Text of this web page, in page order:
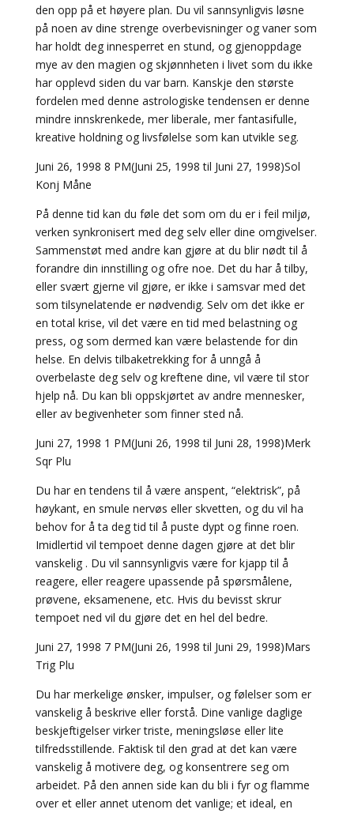
den opp på et høyere plan. Du vil sannsynligvis løsne
på noen av dine strenge overbevisninger og vaner som
har holdt deg innesperret en stund, og gjenoppdage
mye av den magien og skjønnheten i livet som du ikke
har opplevd siden du var barn. Kanskje den største
fordelen med denne astrologiske tendensen er denne
mindre innskrenkede, mer liberale, mer fantasifulle,
kreative holdning og livsfølelse som kan utvikle seg.
Juni 26, 1998 8 PM(Juni 25, 1998 til Juni 27, 1998)Sol
Konj Måne
På denne tid kan du føle det som om du er i feil miljø,
verken synkronisert med deg selv eller dine omgivelser.
Sammenstøt med andre kan gjøre at du blir nødt til å
forandre din innstilling og ofre noe. Det du har å tilby,
eller svært gjerne vil gjøre, er ikke i samsvar med det
som tilsynelatende er nødvendig. Selv om det ikke er
en total krise, vil det være en tid med belastning og
press, og som dermed kan være belastende for din
helse. En delvis tilbaketrekking for å unngå å
overbelaste deg selv og kreftene dine, vil være til stor
hjelp nå. Du kan bli oppskjørtet av andre mennesker,
eller av begivenheter som finner sted nå.
Juni 27, 1998 1 PM(Juni 26, 1998 til Juni 28, 1998)Merk
Sqr Plu
Du har en tendens til å være anspent, “elektrisk”, på
høykant, en smule nervøs eller skvetten, og du vil ha
behov for å ta deg tid til å puste dypt og finne roen.
Imidlertid vil tempoet denne dagen gjøre at det blir
vanskelig . Du vil sannsynligvis være for kjapp til å
reagere, eller reagere upassende på spørsmålene,
prøvene, eksamenene, etc. Hvis du bevisst skrur
tempoet ned vil du gjøre det en hel del bedre.
Juni 27, 1998 7 PM(Juni 26, 1998 til Juni 29, 1998)Mars
Trig Plu
Du har merkelige ønsker, impulser, og følelser som er
vanskelig å beskrive eller forstå. Dine vanlige daglige
beskjeftigelser virker triste, meningsløse eller lite
tilfredsstillende. Faktisk til den grad at det kan være
vanskelig å motivere deg, og konsentrere seg om
arbeidet. På den annen side kan du bli i fyr og flamme
over et eller annet utenom det vanlige; et ideal, en